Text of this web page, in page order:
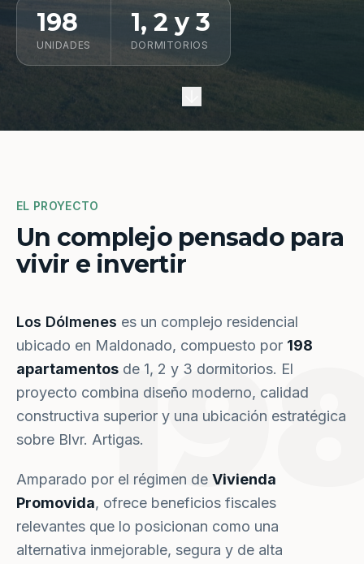
198
UNIDADES
1, 2 y 3
DORMITORIOS
EL PROYECTO
Un complejo pensado para
vivir e invertir
Los Dólmenes es un complejo residencial
ubicado en Maldonado, compuesto por 198
apartamentos de 1, 2 y 3 dormitorios. El
proyecto combina diseño moderno, calidad
constructiva superior y una ubicación estratégica
sobre Blvr. Artigas.
Amparado por el régimen de Vivienda
Promovida, ofrece beneficios fiscales
relevantes que lo posicionan como una
alternativa inmejorable, segura y de alta